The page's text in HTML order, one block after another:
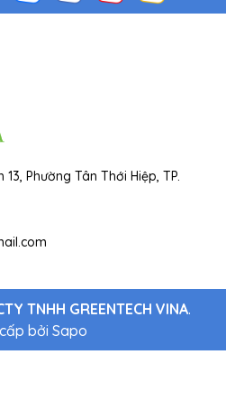
Phường Tân Thới Hiệp, TP.
TNHH GREENTECH VINA.
bởi Sapo